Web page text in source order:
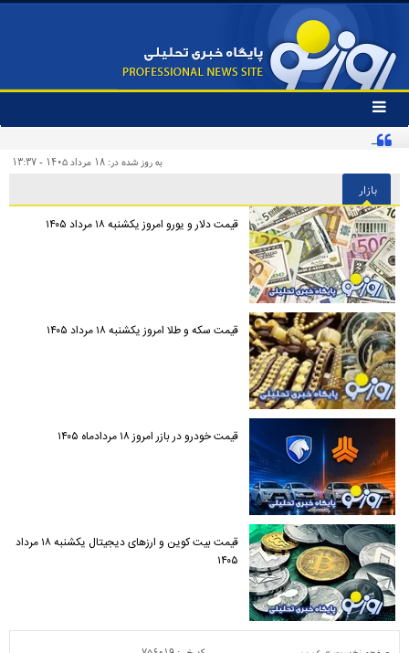
تغییر
وضعیت
منوی
ها
به روز شده در: ۱۸ مرداد ۱۴۰۵ - ۱۳:۳۷
بازار
قیمت دلار و یورو امروز یکشنبه ۱۸ مرداد ۱۴۰۵
قیمت سکه و طلا امروز یکشنبه ۱۸ مرداد ۱۴۰۵
قیمت خودرو در بازر امروز ۱۸ مردادماه ۱۴۰۵
قیمت بیت کوین و ارز‌های دیجیتال یکشنبه ۱۸ مرداد
۱۴۰۵